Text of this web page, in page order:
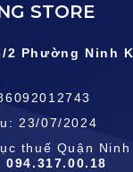
STORE
2 Phường Ninh
23/07/2024
thuế Quận Ninh
094.317.00.18